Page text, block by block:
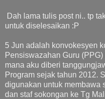
Dah lama tulis post ni.. tp
untuk diselesaikan :P
5 Jun adalah konvokesyen
Pensiswazahan Guru
mana aku diberi
Program sejak tahun 2012.
digunakan untuk membawa
dan staf sokongan ke Tg